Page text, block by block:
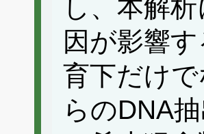
し、本解
因が影響
育下だけ
らのDNA